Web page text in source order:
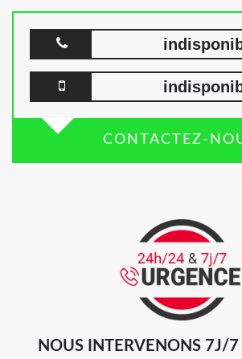
CONTACTEZ-
NOUS INTERVENONS 7J/